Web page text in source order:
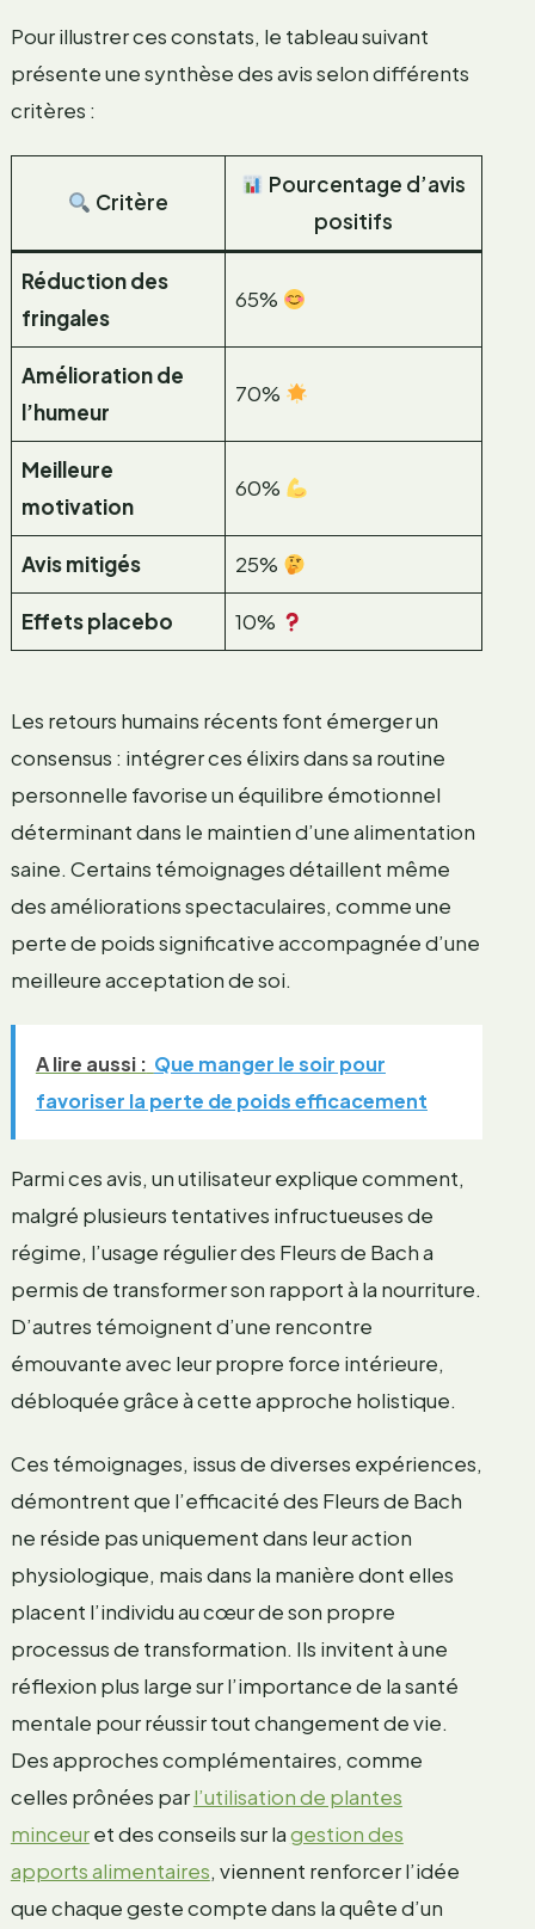
Pour illustrer ces constats, le tableau suivant
présente une synthèse des avis selon différents
critères :
Critère
Pourcentage d’avis
positifs
Réduction des
fringales
65%
Amélioration de
l’humeur
70%
Meilleure
motivation
60%
Avis mitigés 25%
Effets placebo 10%
Les retours humains récents font émerger un
consensus : intégrer ces élixirs dans sa routine
personnelle favorise un équilibre émotionnel
déterminant dans le maintien d’une alimentation
saine. Certains témoignages détaillent même
des améliorations spectaculaires, comme une
perte de poids significative accompagnée d’une
meilleure acceptation de soi.
A lire aussi : Que manger le soir pour
favoriser la perte de poids efficacement
Parmi ces avis, un utilisateur explique comment,
malgré plusieurs tentatives infructueuses de
régime, l’usage régulier des Fleurs de Bach a
permis de transformer son rapport à la nourriture.
D’autres témoignent d’une rencontre
émouvante avec leur propre force intérieure,
débloquée grâce à cette approche holistique.
Ces témoignages, issus de diverses expériences,
démontrent que l’efficacité des Fleurs de Bach
ne réside pas uniquement dans leur action
physiologique, mais dans la manière dont elles
placent l’individu au cœur de son propre
processus de transformation. Ils invitent à une
réflexion plus large sur l’importance de la santé
mentale pour réussir tout changement de vie.
Des approches complémentaires, comme
celles prônées parl’utilisation de plantes
minceuret des conseils sur lagestion des
apports alimentaires, viennent renforcer l’idée
que chaque geste compte dans la quête d’un